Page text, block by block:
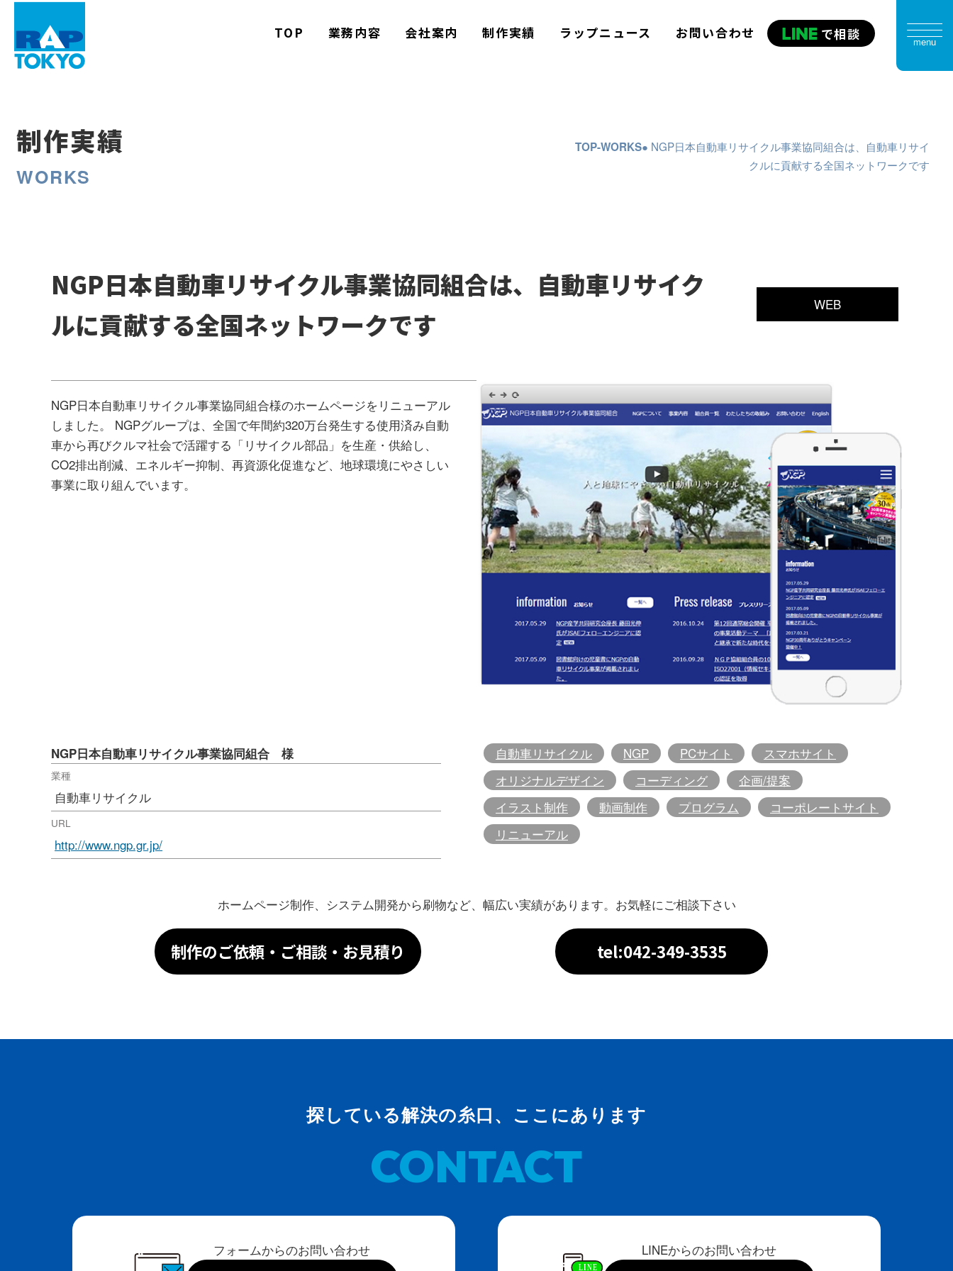
TOP 業務内容 会社案内 制作実績 ラップニュース お問い合わせ で相談 menu
制作実績
WORKS
TOP WORKS
NGP日本自動車リサイクル事業協同組合は、自動車リサイ
クルに貢献する全国ネットワークです
NGP日本自動車リサイクル事業協同組合は、自動車リサイク
ルに貢献する全国ネットワークです
WEB
NGP日本自動車リサイクル事業協同組合様のホームページをリニューアル
しました。 NGPグループは、全国で年間約320万台発生する使用済み自動
車から再びクルマ社会で活躍する「リサイクル部品」を生産・供給し、
CO2排出削減、エネルギー抑制、再資源化促進など、地球環境にやさしい
事業に取り組んでいます。
NGP日本自動車リサイクル事業協同組合 様
業種
自動車リサイクル
URL
http://www.ngp.gr.jp/
自動車リサイクル NGP PCサイト
スマホサイト
オリジナルデザイン
コーディング
企画/提案
イラスト制作
動画制作 プログラム
コーポレートサイト
リニューアル
ホームページ制作、システム開発から刷物など、幅広い実績があります。お気軽にご相談下さい
制作のご依頼・ご相談・お見積り tel:042-349-3535
探している解決の糸口、ここにあります
CONTACT
フォームからのお問い合わせ LINEからのお問い合わせ